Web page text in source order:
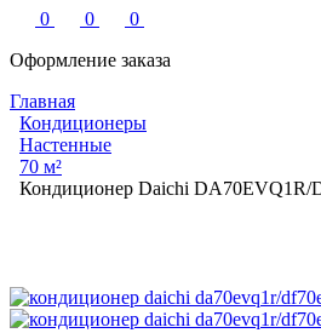
0
0
0
Оформление заказа
Главная
Кондиционеры
Настенные
70 м²
Кондиционер Daichi DA70EVQ1R/